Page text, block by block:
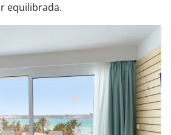
equilibrada.